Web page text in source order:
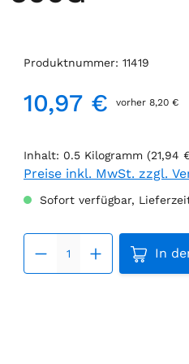
Produktnummer: 11419
Regulärer Preis:
10,97 € vorher 8,20 €
Inhalt: 0.5 Kilogramm (21,94
Preise inkl. MwSt. zzgl.
Sofort verfügbar,
In